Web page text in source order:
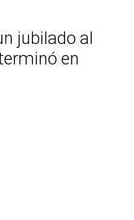
jubilado al
en